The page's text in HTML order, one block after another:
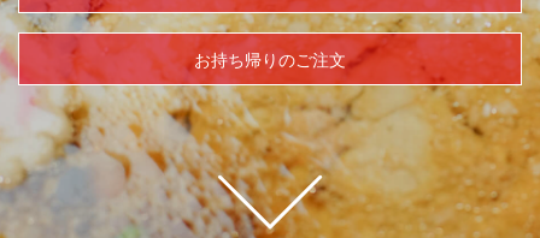
お持ち帰りのご注文